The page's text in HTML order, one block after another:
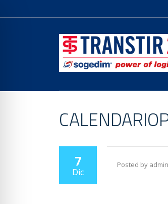
7
Dic
Posted by admin